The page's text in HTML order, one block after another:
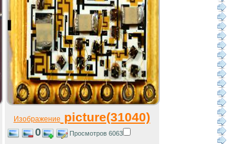
Изображение picture(31040)
0 Просмотров 6063